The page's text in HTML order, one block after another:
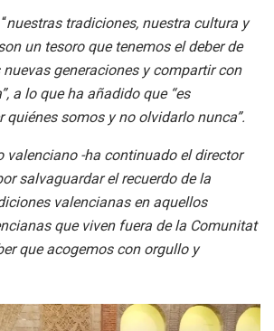
nuestras tradiciones, nuestra cultura y
un tesoro que tenemos el deber de
generaciones y compartir con
a lo que ha añadido que “es
quiénes somos y no olvidarlo nunca”.
valenciano -ha continuado el director
salvaguardar el recuerdo de la
valencianas en aquellos
que viven fuera de la Comunitat
que acogemos con orgullo y